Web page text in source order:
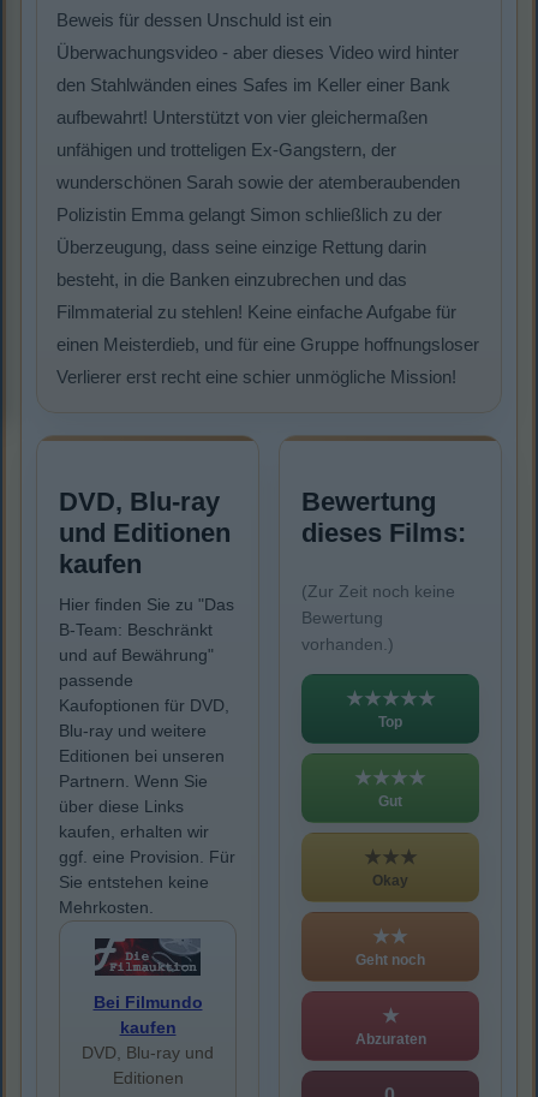
Beweis für dessen Unschuld ist ein
Überwachungsvideo - aber dieses Video wird hinter
den Stahlwänden eines Safes im Keller einer Bank
aufbewahrt! Unterstützt von vier gleichermaßen
unfähigen und trotteligen Ex-Gangstern, der
wunderschönen Sarah sowie der atemberaubenden
Polizistin Emma gelangt Simon schließlich zu der
Überzeugung, dass seine einzige Rettung darin
besteht, in die Banken einzubrechen und das
Filmmaterial zu stehlen! Keine einfache Aufgabe für
einen Meisterdieb, und für eine Gruppe hoffnungsloser
Verlierer erst recht eine schier unmögliche Mission!
DVD, Blu-ray
und Editionen
kaufen
Hier finden Sie zu "Das
B-Team: Beschränkt
und auf Bewährung"
passende
Kaufoptionen für DVD,
Blu-ray und weitere
Editionen bei unseren
Partnern. Wenn Sie
über diese Links
kaufen, erhalten wir
ggf. eine Provision. Für
Sie entstehen keine
Mehrkosten.
Bei Filmundo
kaufen
DVD, Blu-ray und
Editionen
Bewertung
dieses Films:
(Zur Zeit noch keine
Bewertung
vorhanden.)
★★★★★
Top
★★★★
Gut
★★★
Okay
★★
Geht noch
★
Abzuraten